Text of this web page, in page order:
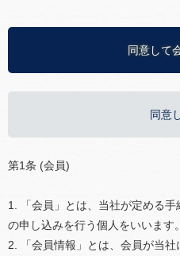
同意して
同意
第1条 (会員)
1. 「会員」とは、当社が定める
の申し込みを行う個人をいいます。
2. 「会員情報」とは、会員が当